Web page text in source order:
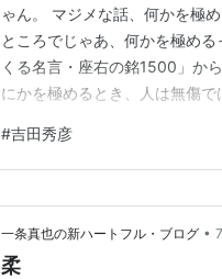
ゃん。 マジメな話、何かを極
ところでじゃあ、何かを極め
くる名言・座右の銘1500」か
にかを極めるとき、人は無傷
上げるものじゃない。 何かを
ことができるものだと思って
#吉田秀彦
一条真也の新ハートフル・ブログ •
柔